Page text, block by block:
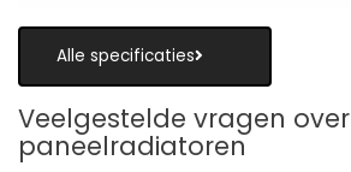
Alle specificaties
Veelgestelde vragen over
paneelradiatoren